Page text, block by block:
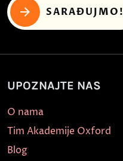
SARAĐUJMO!
UPOZNAJTE NAS
O nama
Tim Akademije Oxford
Blog